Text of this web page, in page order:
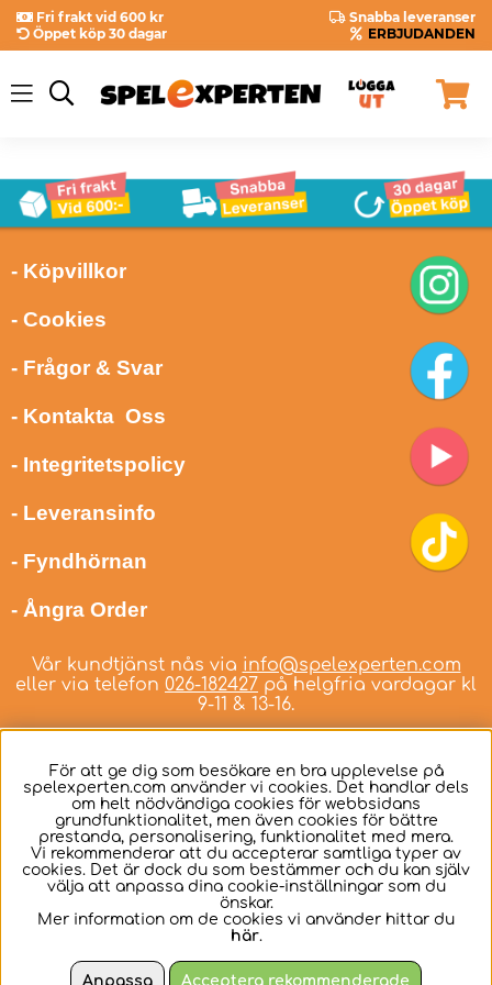
Fri frakt vid 600 kr
Snabba leveranser
Öppet köp 30 dagar
ERBJUDANDEN
- Köpvillkor
- Cookies
- Frågor & Svar
- Kontakta Oss
- Integritetspolicy
- Leveransinfo
- Fyndhörnan
- Ångra Order
Vår kundtjänst nås via info@spelexperten.com
eller via telefon 026-182427 på helgfria vardagar kl
9-11 & 13-16.
Svenska
För att ge dig som besökare en bra upplevelse på
spelexperten.com använder vi cookies. Det handlar dels
om helt nödvändiga cookies för webbsidans
grundfunktionalitet, men även cookies för bättre
prestanda, personalisering, funktionalitet med mera.
Vi rekommenderar att du accepterar samtliga typer av
cookies. Det är dock du som bestämmer och du kan själv
välja att anpassa dina cookie-inställningar som du
önskar.
Mer information om de cookies vi använder hittar du
här.
Anpassa Acceptera rekommenderade